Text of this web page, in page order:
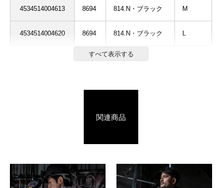
4534514004613 8694 814.N・ブラック M
4534514004620 8694 814.N・ブラック L
関連商品